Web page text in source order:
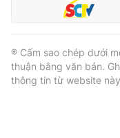
® Cấm sao chép dưới
thuận bằng văn bản.
thông tin từ website